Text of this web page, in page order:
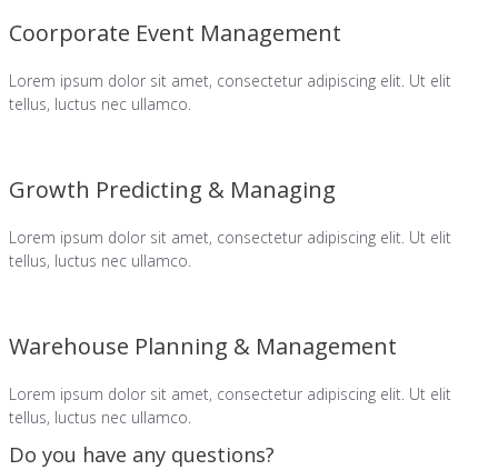
Coorporate Event Management
Lorem ipsum dolor sit amet, consectetur adipiscing elit. Ut elit
tellus, luctus nec ullamco.​
Growth Predicting & Managing
Lorem ipsum dolor sit amet, consectetur adipiscing elit. Ut elit
tellus, luctus nec ullamco.​
Warehouse Planning & Management
Lorem ipsum dolor sit amet, consectetur adipiscing elit. Ut elit
tellus, luctus nec ullamco.​
Do you have any questions?